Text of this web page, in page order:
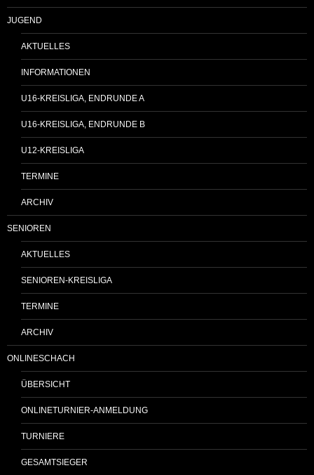
JUGEND
AKTUELLES
INFORMATIONEN
U16-KREISLIGA, ENDRUNDE A
U16-KREISLIGA, ENDRUNDE B
U12-KREISLIGA
TERMINE
ARCHIV
SENIOREN
AKTUELLES
SENIOREN-KREISLIGA
TERMINE
ARCHIV
ONLINESCHACH
ÜBERSICHT
ONLINETURNIER-ANMELDUNG
TURNIERE
GESAMTSIEGER